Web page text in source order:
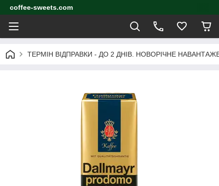
coffee-sweets.com
ТЕРМІН ВІДПРАВКИ - ДО 2 ДНІВ. НОВОРІЧНЕ